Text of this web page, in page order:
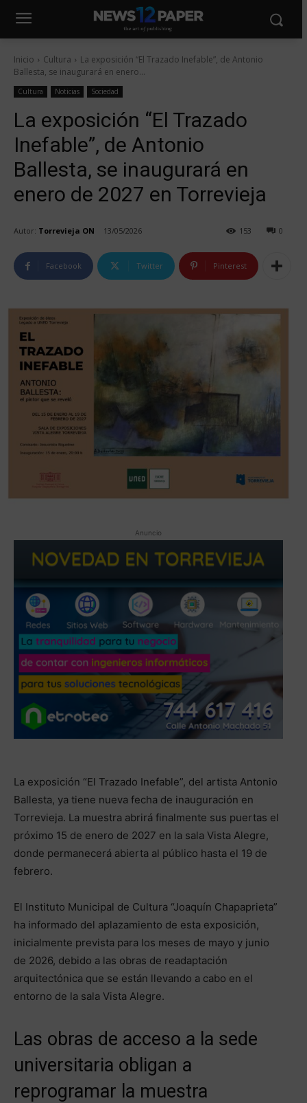
Inicio Cultura
La exposición “El Trazado Inefable”, de Antonio
Ballesta, se inaugurará en enero...
Cultura Noticias Sociedad
La exposición “El Trazado
Inefable”, de Antonio
Ballesta, se inaugurará en
enero de 2027 en Torrevieja
Autor: Torrevieja ON 13/05/2026 0
153
Facebook Twitter Pinterest
Anuncio
La exposición “El Trazado Inefable”, del artista Antonio
Ballesta, ya tiene nueva fecha de inauguración en
Torrevieja. La muestra abrirá finalmente sus puertas el
próximo 15 de enero de 2027 en la sala Vista Alegre,
donde permanecerá abierta al público hasta el 19 de
febrero.
El Instituto Municipal de Cultura “Joaquín Chapaprieta”
ha informado del aplazamiento de esta exposición,
inicialmente prevista para los meses de mayo y junio
de 2026, debido a las obras de readaptación
arquitectónica que se están llevando a cabo en el
entorno de la sala Vista Alegre.
Las obras de acceso a la sede
universitaria obligan a
reprogramar la muestra